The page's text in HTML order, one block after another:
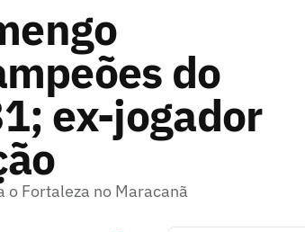
do
ex-jogador
Fortaleza no Maracanã